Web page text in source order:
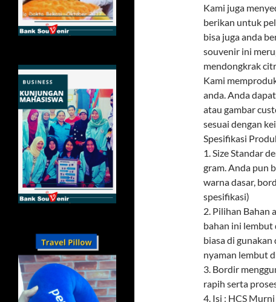
Kami juga
berikan untuk
bisa juga anda
souvenir ini
mendongkrak
Kami
anda. Anda
atau gambar
sesuai dengan
Spesifikasi
1. Size Standar
gram. Anda pun
warna dasar,
spesifikasi)
2. Pilihan Bahan
bahan ini lembut
biasa di
nyaman lembut
3. Bordir
rapih serta
4. Isi : HCS